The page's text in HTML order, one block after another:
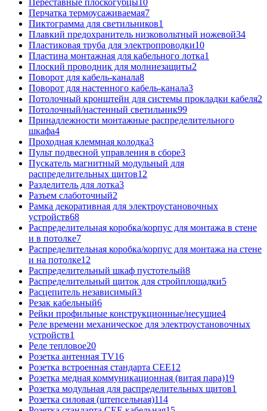
Перчатка термоусаживаемая7
Пиктограмма для светильников1
Плавкий предохранитель низковольтный ножевой34
Пластиковая труба для электропроводки10
Пластина монтажная для кабельного лотка1
Плоский проводник для молниезащиты2
Поворот для кабель-канала8
Поворот для настенного кабель-канала3
Потолочный кронштейн для системы прокладки кабеля2
Потолочный/настенный светильник99
Принадлежности монтажные распределительного
шкафа4
Проходная клеммная колодка3
Пульт подвесной управления в сборе3
Пускатель магнитный модульный для
распределительных щитов12
Разделитель для лотка3
Разъем слаботочный2
Рамка декоративная для электроустановочных
устройств68
Распределительная коробка/корпус для монтажа в стене
и в потолке7
Распределительная коробка/корпус для монтажа на стене
и на потолке12
Распределительный шкаф пустотелый8
Распределительный щиток для стройплощадки5
Расцепитель независимый3
Резак кабельный6
Рейки профильные конструкционные/несущие4
Реле времени механическое для электроустановочных
устройств1
Реле тепловое20
Розетка антенная TV16
Розетка встроенная стандарта CEE12
Розетка медная коммуникационная (витая пара)19
Розетка модульная для распределительных щитов1
Розетка силовая (штепсельная)114